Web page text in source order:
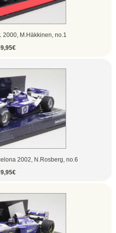
2000, M.Häkkinen, no.1
2002, N.Rosberg, no.6